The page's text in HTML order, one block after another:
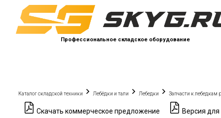
Профессиональное складское оборудование
Каталог складской техники Лебёдки и тали Лебедки Запчасти к лебедкам
Скачать коммерческое предложение Версия